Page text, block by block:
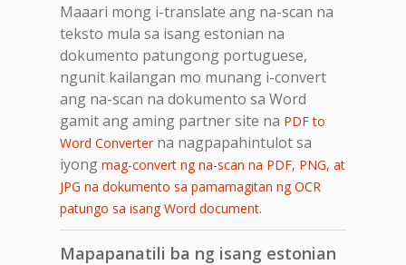
Maaari mong i-translate ang na-scan na
teksto mula sa isang estonian na
dokumento patungong portuguese,
ngunit kailangan mo munang i-convert
ang na-scan na dokumento sa Word
gamit ang aming partner site na PDF to
Word Converterna nagpapahintulot sa
iyong mag-convert ng na-scan na PDF, PNG, at
JPG na dokumento sa pamamagitan ng OCR
patungo sa isang Word document.
Mapapanatili ba ng isang estonian